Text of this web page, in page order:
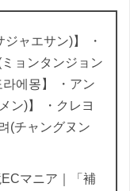
ャエサン)】 ・
ョンタンジョン
에몽】 ・アン
ン)】 ・クレヨ
(チャングヌン
マニア｜「補